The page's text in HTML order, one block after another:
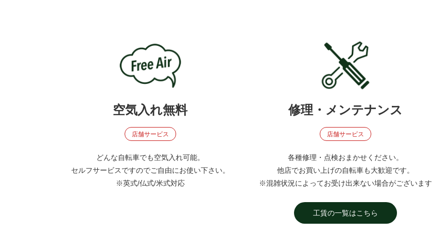
空気入れ無料
店舗サービス
どんな自転車でも空気入れ可能。
セルフサービスですのでご自由にお使い下さい。
※英式/仏式/米式対応
修理・メンテナンス
店舗サービス
各種修理・点検おまかせください。
他店でお買い上げの自転車も大歓迎です。
※混雑状況によってお受け出来ない場合がございます
工賃の一覧はこちら